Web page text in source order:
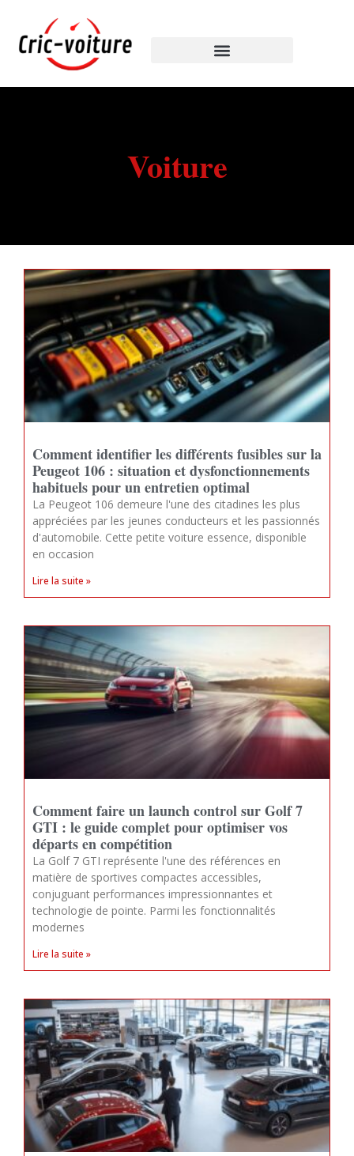
Voiture
Comment identifier les différents fusibles sur la
Peugeot 106 : situation et dysfonctionnements
habituels pour un entretien optimal
La Peugeot 106 demeure l'une des citadines les plus
appréciées par les jeunes conducteurs et les passionnés
d'automobile. Cette petite voiture essence, disponible
en occasion
Lire la suite »
Comment faire un launch control sur Golf 7
GTI : le guide complet pour optimiser vos
départs en compétition
La Golf 7 GTI représente l'une des références en
matière de sportives compactes accessibles,
conjuguant performances impressionnantes et
technologie de pointe. Parmi les fonctionnalités
modernes
Lire la suite »